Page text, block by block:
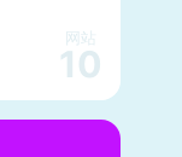
网站
10